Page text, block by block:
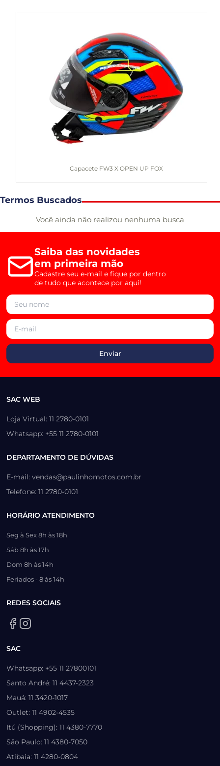
Capacete FW3 X OPEN UP FOX
Termos Buscados
Você ainda não realizou nenhuma busca
Saiba das novidades
em primeira mão
Cadastre seu e-mail e fique por dentro
de tudo que acontece por aqui!
SAC WEB
Loja Virtual: 11 2780-0101
Whatsapp: +55 11 2780-0101
DEPARTAMENTO DE DÚVIDAS
E-mail: vendas@paulinhomotos.com.br
Telefone: 11 2780-0101
HORÁRIO ATENDIMENTO
Seg à Sex 8h às 18h
Sáb 8h às 17h
Dom 8h às 14h
Feriados - 8 às 14h
REDES SOCIAIS
SAC
Whatsapp: +55 11 27800101
Santo André: 11 4437-2323
Mauá: 11 3420-1017
Outlet: 11 4902-4535
Itú (Shopping): 11 4380-7770
São Paulo: 11 4380-7050
Atibaia: 11 4280-0804